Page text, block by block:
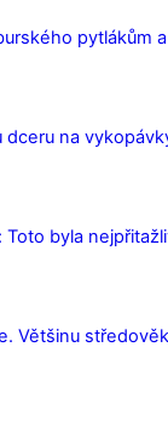
pytlákům
na
byla
Většinu